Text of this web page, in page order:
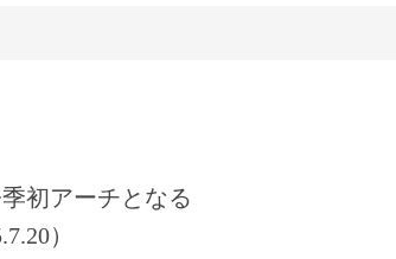
季初アーチとなる
）